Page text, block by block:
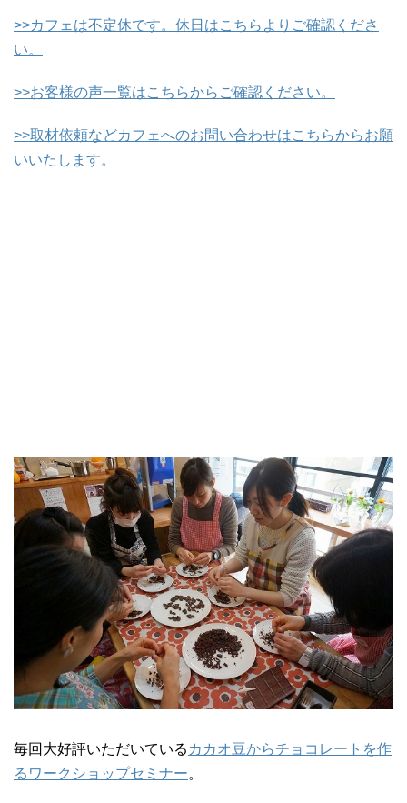
>>カフェは不定休です。休日はこちらよりご確認くださ
い。
>>お客様の声一覧はこちらからご確認ください。
>>取材依頼などカフェへのお問い合わせはこちらからお願
いいたします。
毎回大好評いただいている カカオ豆からチョコレートを作
るワークショップセミナー。